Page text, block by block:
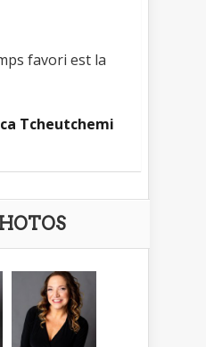
favori est la
Tcheutchemi